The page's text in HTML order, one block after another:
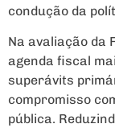
condução da
Na avaliação da
agenda fiscal
superávits
compromisso
pública.